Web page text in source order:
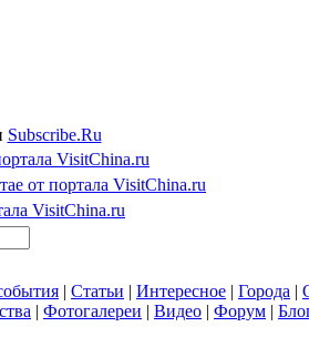
Subscribe.Ru
VisitChina.ru
от портала VisitChina.ru
VisitChina.ru
| Статьи | Интересное | Города |
| Фотогалереи | Видео | Форум |